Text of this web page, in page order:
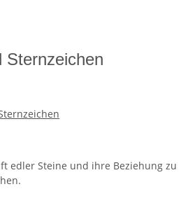
Sternzeichen
edler Steine und ihre Beziehung zu